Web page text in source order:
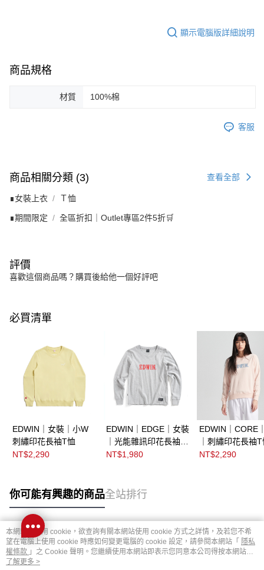
顯示電腦版詳細說明
商品規格
材質 100%棉
客服
商品相關分類 (3) 查看全部
∎女裝上衣 Ｔ恤
∎期間限定 全區折扣｜Outlet專區2件5折🛒
評價
喜歡這個商品嗎？購買後給他一個好評吧
必買清單
EDWIN｜女裝｜小W
刺繡印花長袖T恤
NT$2,290
EDWIN｜EDGE｜女裝
｜光能雜訊印花長袖T
恤
NT$1,980
EDWIN｜CORE
｜刺繡印花長袖
NT$2,290
你可能有興趣的商品全站排行
熱門標籤
本網站中使用 cookie，欲查詢有關本網站使用 cookie 方式之詳情，及若您不希
望在電腦上使用 cookie 時應如何變更電腦的 cookie 設定，請參閱本網站「 隱私
權條款 」之 Cookie 聲明。您繼續使用本網站即表示您同意本公司得按本網站使
用條款之 Cookie 聲明使用 cookie。
了解更多 >